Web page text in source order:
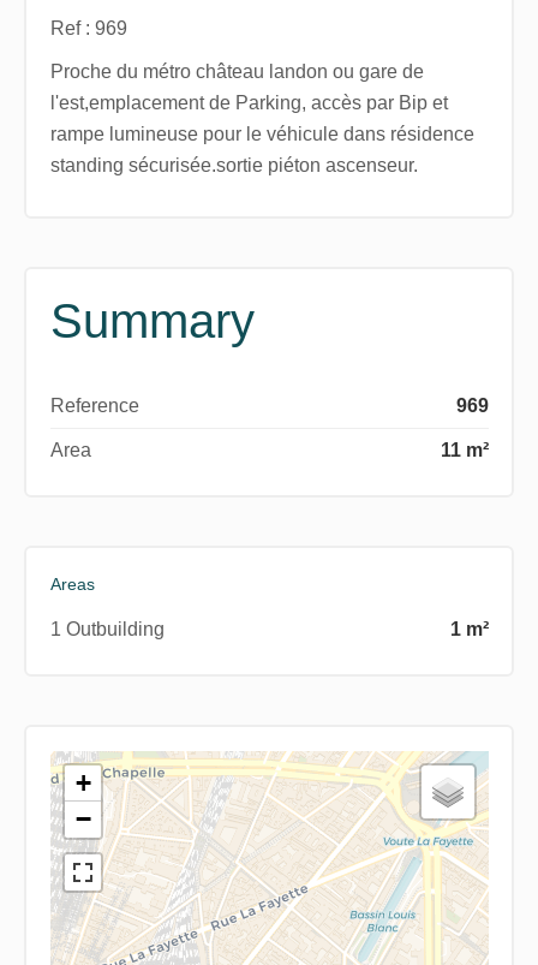
Ref : 969
Proche du métro château landon ou gare de
l'est,emplacement de Parking, accès par Bip et
rampe lumineuse pour le véhicule dans résidence
standing sécurisée.sortie piéton ascenseur.
Summary
Reference 969
Area 11 m²
Areas
1 Outbuilding 1 m²
+
−